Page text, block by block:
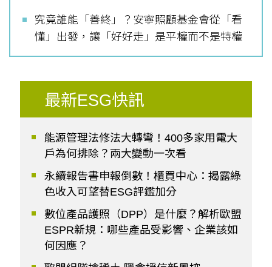
究竟誰能「善終」？安寧照顧基金會從「看
懂」出發，讓「好好走」是平權而不是特權
最新ESG快訊
能源管理法修法大轉彎！400多家用電大
戶為何排除？兩大變動一次看
永續報告書申報倒數！櫃買中心：揭露綠
色收入可望替ESG評鑑加分
數位產品護照（DPP）是什麼？解析歐盟
ESPR新規：哪些產品受影響、企業該如
何因應？